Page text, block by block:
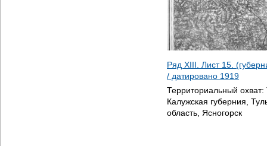
Ряд XIII. Лист 15.
/ датировано 1919
Территориальный охват:
Калужская губерния,
область, Ясногорск